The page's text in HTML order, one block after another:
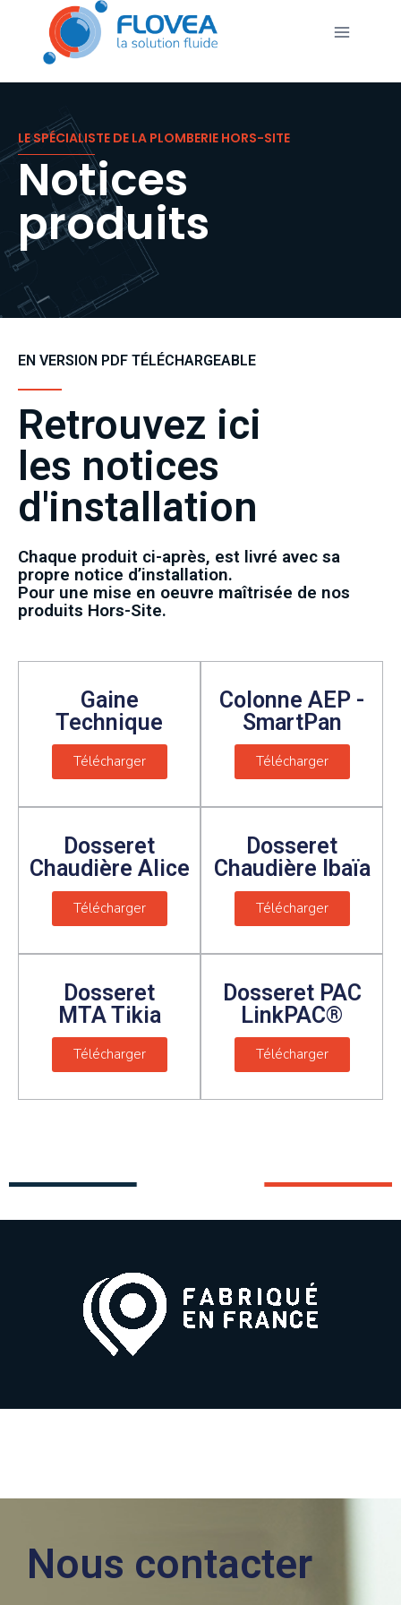
LE SPÉCIALISTE DE LA PLOMBERIE HORS-SITE
Notices
produits
EN VERSION PDF TÉLÉCHARGEABLE
Retrouvez ici
les notices
d'installation
Chaque produit ci-après, est livré avec sa
propre notice d’installation.
Pour une mise en oeuvre maîtrisée de nos
produits Hors-Site.
Gaine
Technique
Télécharger
Colonne AEP -
SmartPan
Télécharger
Dosseret
Chaudière Alice
Télécharger
Dosseret
Chaudière Ibaïa
Télécharger
Dosseret
MTA Tikia
Télécharger
Dosseret PAC
LinkPAC®
Télécharger
Nous contacter